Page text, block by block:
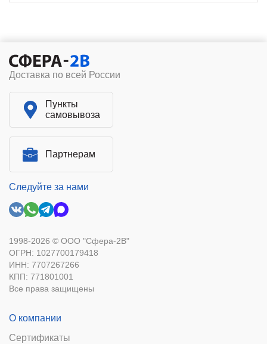
Доставка по всей России
Пункты
самовывоза
Партнерам
Следуйте за нами
1998-2026 © ООО "Сфера-2В"
ОГРН: 1027700179418
ИНН: 7707267266
КПП: 771801001
Все права защищены
О компании
Сертификаты